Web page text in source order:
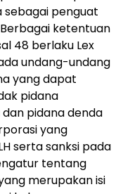
sebagai penguat
ketentuan
48 berlaku Lex
undang-undang
yang dapat
pidana
pidana denda
yang
serta sanksi pada
tentang
merupakan isi